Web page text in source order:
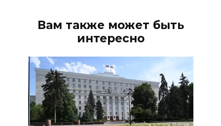
Вам также может быть
интересно